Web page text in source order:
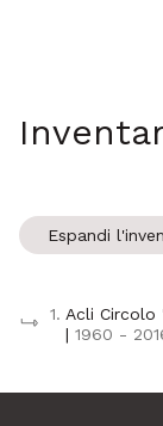
Espandi
1. Acli Circolo
| 1960 -